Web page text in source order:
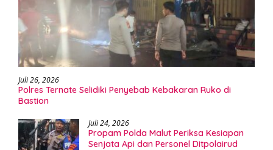
Juli 26, 2026
Polres Ternate Selidiki Penyebab Kebakaran Ruko di
Bastion
Juli 24, 2026
Propam Polda Malut Periksa Kesiapan
Senjata Api dan Personel Ditpolairud